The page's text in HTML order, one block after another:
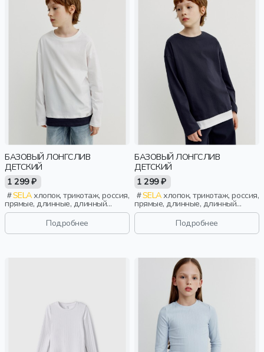
БАЗОВЫЙ ЛОНГСЛИВ
ДЕТСКИЙ
1 299 ₽
SELAхлопок, трикотаж, россия,
прямые, длинные, длинный
рукав, школа, однотон,
свободные, вырез, круглый
вырез, мальчики, дети
Подробнее
БАЗОВЫЙ ЛОНГСЛИВ
ДЕТСКИЙ
1 299 ₽
SELAхлопок, трикотаж, россия,
прямые, длинные, длинный
рукав, школа, однотон,
свободные, вырез, круглый
вырез, мальчики, дети
Подробнее